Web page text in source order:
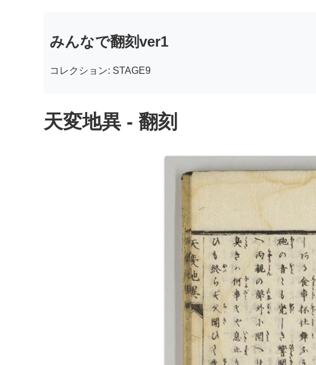
みんなで翻刻ver1
コレクション: STAGE9
天変地異 - 翻刻